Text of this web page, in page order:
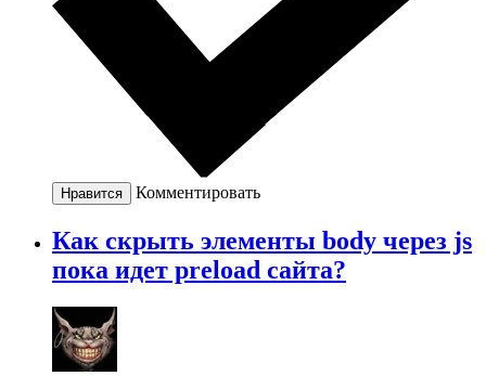
Нравится Комментировать
Как скрыть элементы body через js
пока идет preload сайта?